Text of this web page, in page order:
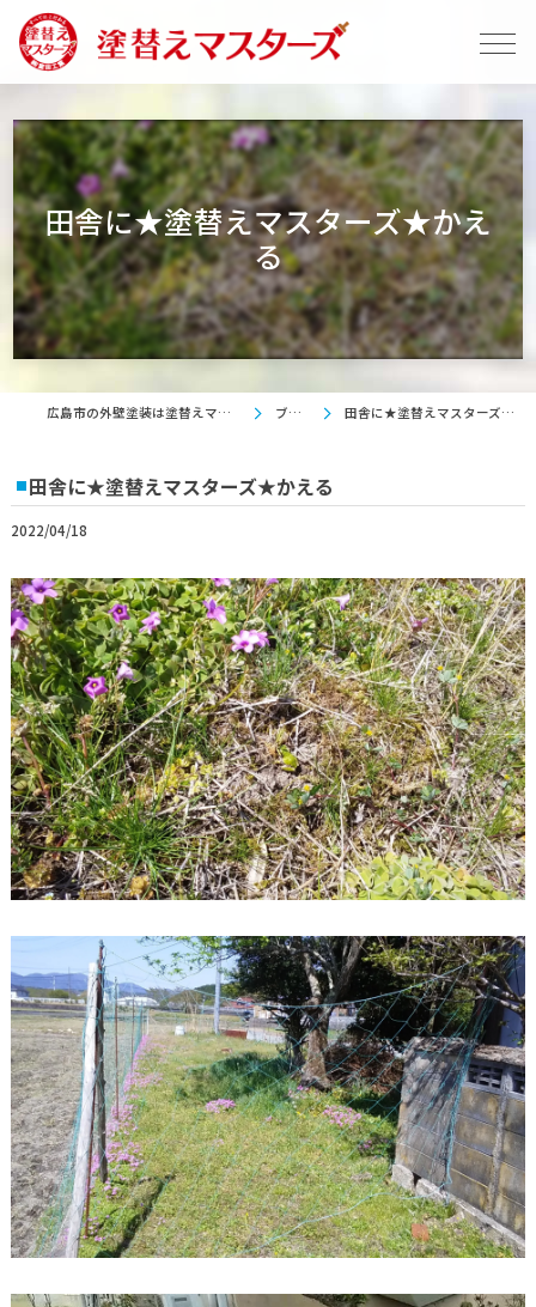
田舎に★塗替えマスターズ★かえ
る
広島市の外壁塗装は塗替えマスターズ ブログ 田舎に★塗替えマスターズ★かえる
田舎に★塗替えマスターズ★かえる
2022/04/18